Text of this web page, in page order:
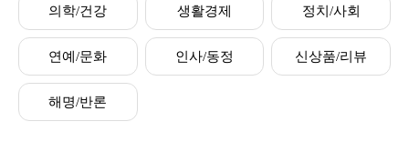
의학/건강 생활경제 정치/사회
연예/문화 인사/동정 신상품/리뷰
해명/반론